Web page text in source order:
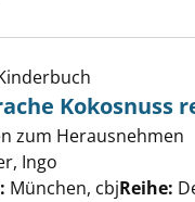
Der kleine Drache
Kokosnuss
zum Herausnehmen
Ingo
München, cbjReihe: